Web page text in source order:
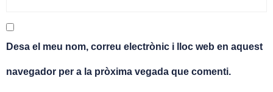
Desa el meu nom, correu electrònic i lloc web en aquest
navegador per a la pròxima vegada que comenti.